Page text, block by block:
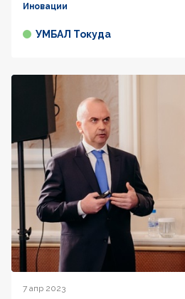
Иновации
УМБАЛ Токуда
7 апр 2023